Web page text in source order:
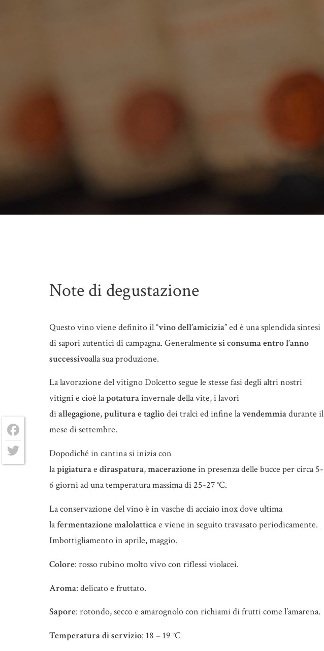
Note di degustazione
Questo vino viene definito il “vino dell’amicizia” ed è una splendida sintesi
di sapori autentici di campagna. Generalmente si consuma entro l’anno
successivoalla sua produzione.
La lavorazione del vitigno Dolcetto segue le stesse fasi degli altri nostri
vitigni e cioè lapotaturainvernale della vite, i lavori
diallegagione,pulituraetagliodei tralci ed infine lavendemmiadurante il
mese di settembre.
Dopodiché in cantina si inizia con
lapigiaturae diraspatura,macerazionein presenza delle bucce per circa 5-
6 giorni ad una temperatura massima di 25-27 °C.
La conservazione del vino è in vasche di acciaio inox dove ultima
lafermentazione malolatticae viene in seguito travasato periodicamente.
Imbottigliamento in aprile, maggio.
Colore: rosso rubino molto vivo con riflessi violacei.
Aroma: delicato e fruttato.
Sapore: rotondo, secco e amarognolo con richiami di frutti come l’amarena.
Temperatura di servizio: 18 – 19 °C
Facebook
Twitter